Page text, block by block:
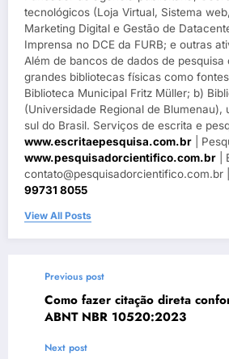
tecnológicos (Loja Virtual, Sistema
Marketing Digital e Gestão de
Imprensa no DCE da FURB; e outras
Além de bancos de dados de pesquisa
grandes bibliotecas físicas como
Biblioteca Municipal Fritz Müller; b)
(Universidade Regional de Blumenau),
sul do Brasil. Serviços de escrita e
www.escritaepesquisa.com.br |
www.pesquisadorcientifico.com.br |
contato@pesquisadorcientifico.com.br
99731 8055
View All Posts
Previous post
Como fazer citação direta
ABNT NBR 10520:2023
Next post